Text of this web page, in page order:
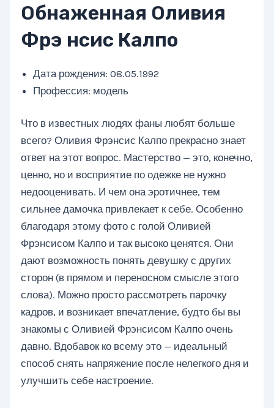
Обнаженная Оливия
Фрэ нсис Калпо
Дата рождения: 08.05.1992
Профессия: модель
Что в известных людях фаны любят больше
всего? Оливия Фрэнсис Калпо прекрасно знает
ответ на этот вопрос. Мастерство — это, конечно,
ценно, но и восприятие по одежке не нужно
недооценивать. И чем она эротичнее, тем
сильнее дамочка привлекает к себе. Особенно
благодаря этому фото с голой Оливией
Фрэнсисом Калпо и так высоко ценятся. Они
дают возможность понять девушку с других
сторон (в прямом и переносном смысле этого
слова). Можно просто рассмотреть парочку
кадров, и возникает впечатление, будто бы вы
знакомы с Оливией Фрэнсисом Калпо очень
давно. Вдобавок ко всему это — идеальный
способ снять напряжение после нелегкого дня и
улучшить себе настроение.